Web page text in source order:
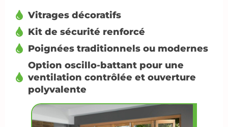
Vitrages décoratifs
Kit de sécurité renforcé
Poignées traditionnels ou modernes
Option oscillo-battant pour une
ventilation contrôlée et ouverture
polyvalente